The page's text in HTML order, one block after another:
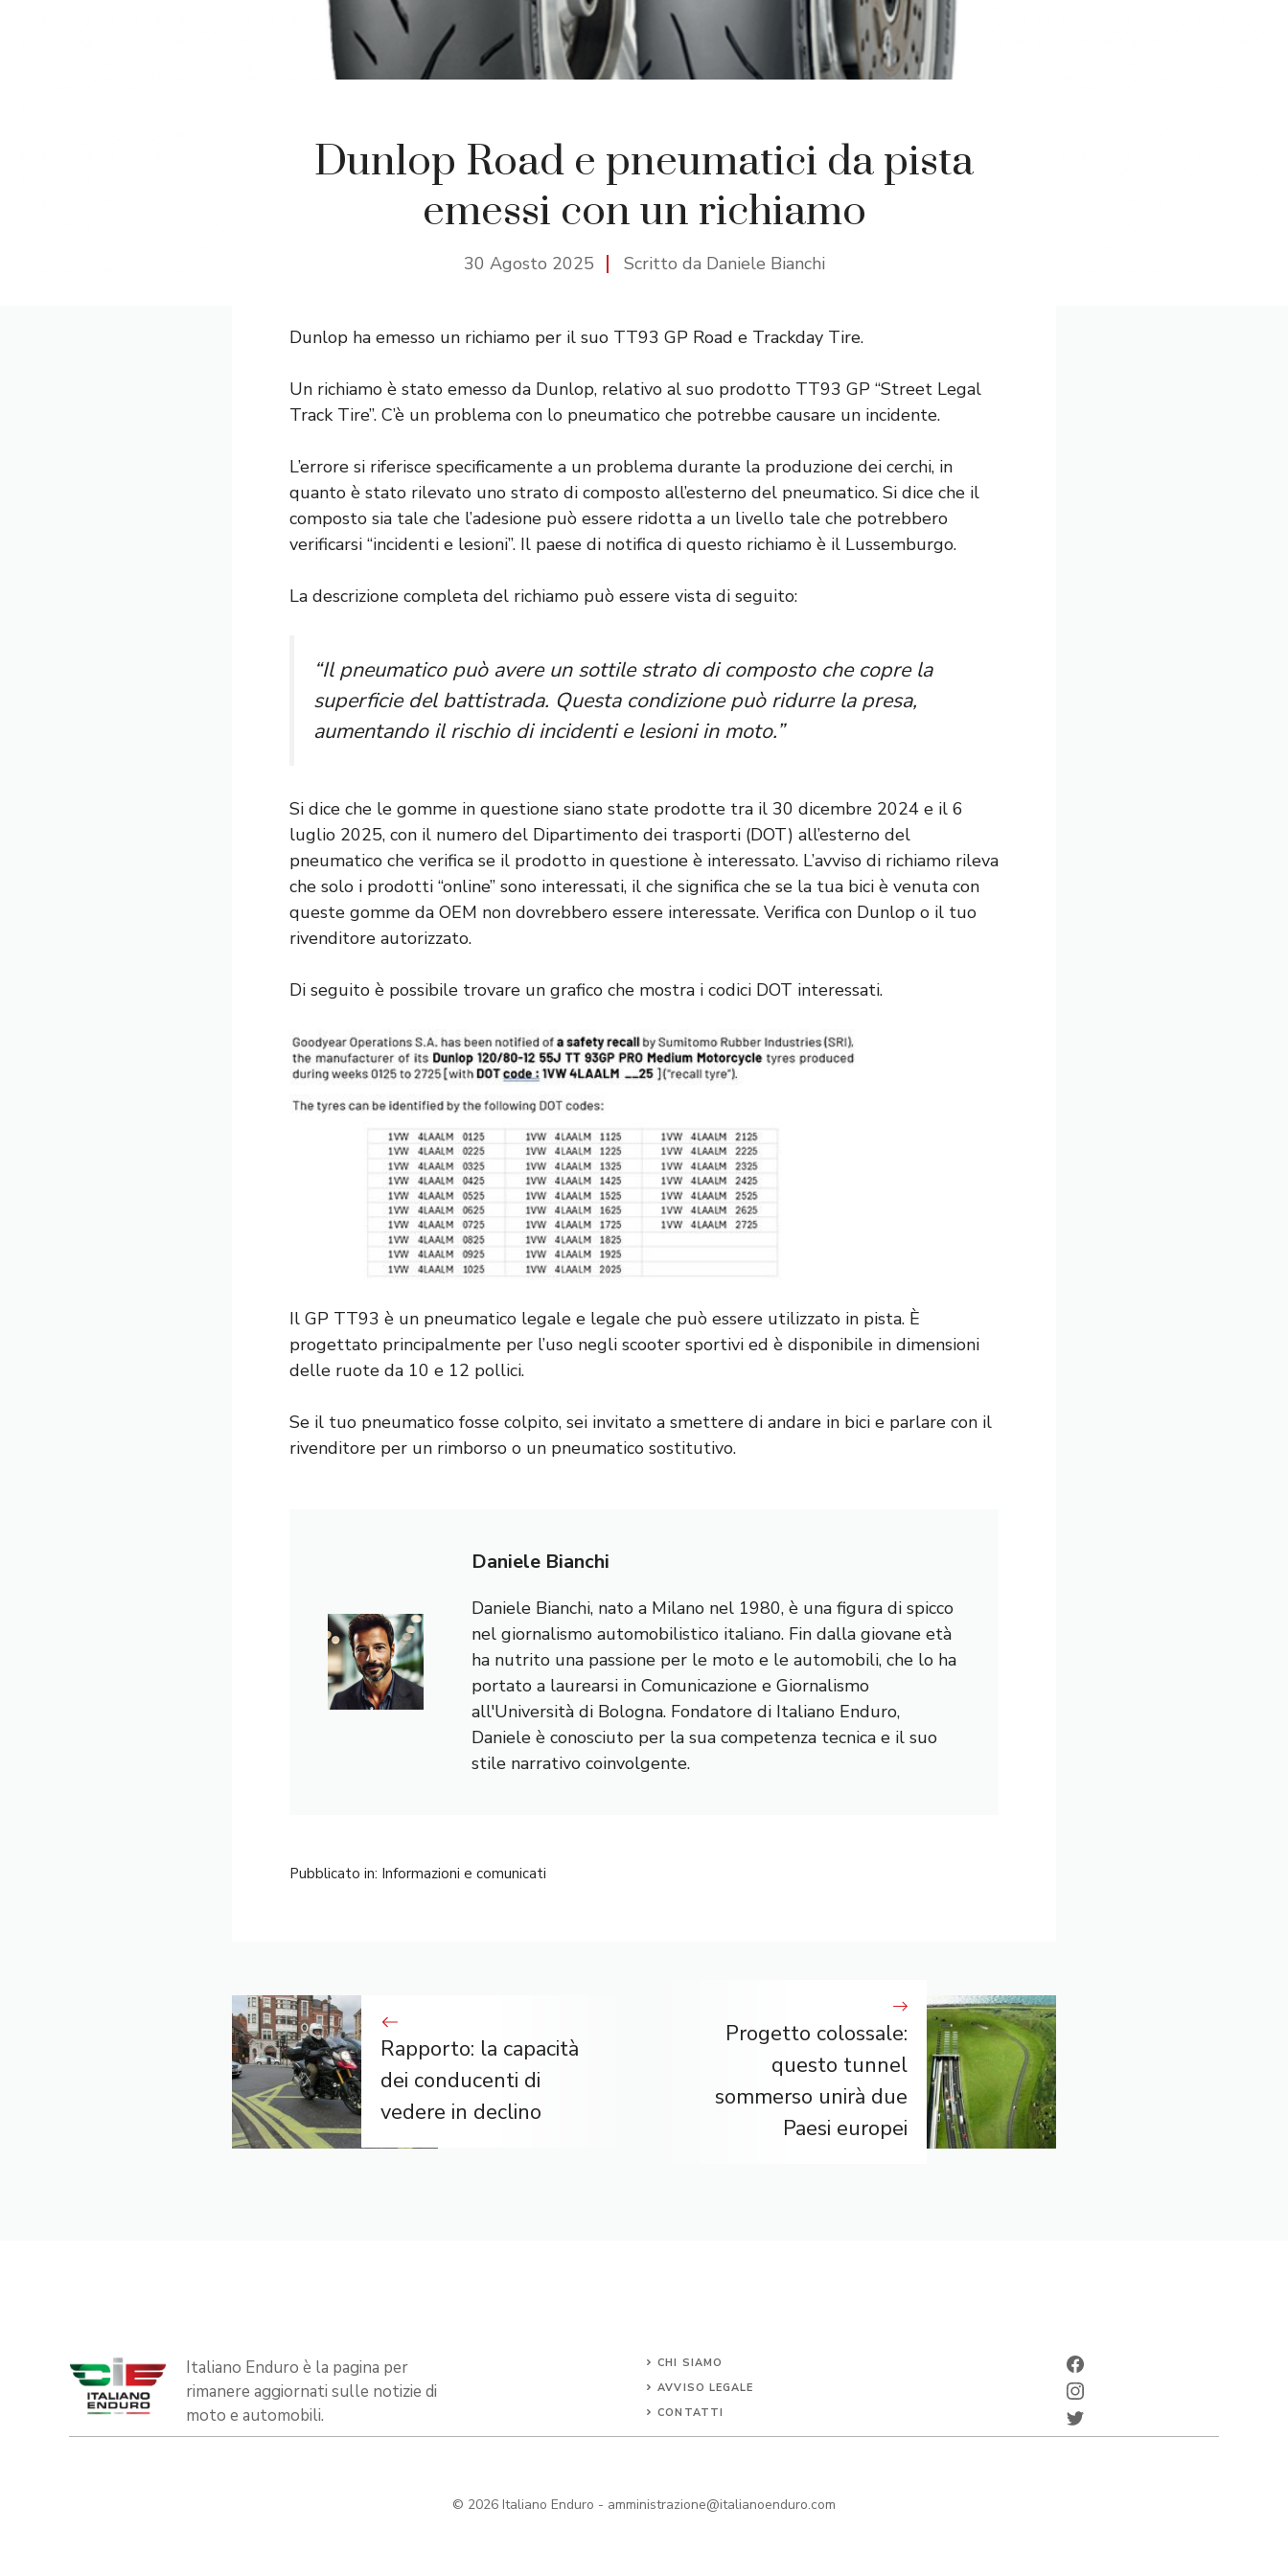
Dunlop Road e pneumatici da pista
emessi con un richiamo
30 Agosto 2025 Scritto da Daniele Bianchi
Dunlop ha emesso un richiamo per il suo TT93 GP Road e Trackday Tire.
Un richiamo è stato emesso da Dunlop, relativo al suo prodotto TT93 GP “Street Legal
Track Tire”. C’è un problema con lo pneumatico che potrebbe causare un incidente.
L’errore si riferisce specificamente a un problema durante la produzione dei cerchi, in
quanto è stato rilevato uno strato di composto all’esterno del pneumatico. Si dice che il
composto sia tale che l’adesione può essere ridotta a un livello tale che potrebbero
verificarsi “incidenti e lesioni”. Il paese di notifica di questo richiamo è il Lussemburgo.
La descrizione completa del richiamo può essere vista di seguito:
“Il pneumatico può avere un sottile strato di composto che copre la
superficie del battistrada. Questa condizione può ridurre la presa,
aumentando il rischio di incidenti e lesioni in moto.”
Si dice che le gomme in questione siano state prodotte tra il 30 dicembre 2024 e il 6
luglio 2025, con il numero del Dipartimento dei trasporti (DOT) all’esterno del
pneumatico che verifica se il prodotto in questione è interessato. L’avviso di richiamo rileva
che solo i prodotti “online” sono interessati, il che significa che se la tua bici è venuta con
queste gomme da OEM non dovrebbero essere interessate. Verifica con Dunlop o il tuo
rivenditore autorizzato.
Di seguito è possibile trovare un grafico che mostra i codici DOT interessati.
Il GP TT93 è un pneumatico legale e legale che può essere utilizzato in pista. È
progettato principalmente per l’uso negli scooter sportivi ed è disponibile in dimensioni
delle ruote da 10 e 12 pollici.
Se il tuo pneumatico fosse colpito, sei invitato a smettere di andare in bici e parlare con il
rivenditore per un rimborso o un pneumatico sostitutivo.
Daniele Bianchi
Daniele Bianchi, nato a Milano nel 1980, è una figura di spicco
nel giornalismo automobilistico italiano. Fin dalla giovane età
ha nutrito una passione per le moto e le automobili, che lo ha
portato a laurearsi in Comunicazione e Giornalismo
all'Università di Bologna. Fondatore di Italiano Enduro,
Daniele è conosciuto per la sua competenza tecnica e il suo
stile narrativo coinvolgente.
Pubblicato in: Informazioni e comunicati
Rapporto: la capacità
dei conducenti di
vedere in declino
Progetto colossale:
questo tunnel
sommerso unirà due
Paesi europei
Italiano Enduro è la pagina per
rimanere aggiornati sulle notizie di
moto e automobili.
CHI SIAMO
AVVISO LEGALE
CONTATTI
© 2026 Italiano Enduro - amministrazione@italianoenduro.com